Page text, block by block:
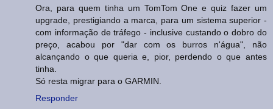
Ora, para quem tinha um TomTom One e quiz fazer um
upgrade, prestigiando a marca, para um sistema superior -
com informação de tráfego - inclusive custando o dobro do
preço, acabou por "dar com os burros n'água", não
alcançando o que queria e, pior, perdendo o que antes
tinha.
Só resta migrar para o GARMIN.
Responder